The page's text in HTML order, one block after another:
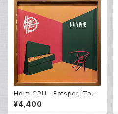
Holm CPU – Fotspor [Todd
Terje / Bobby Spice Remix
es] (12EP)
¥4,400